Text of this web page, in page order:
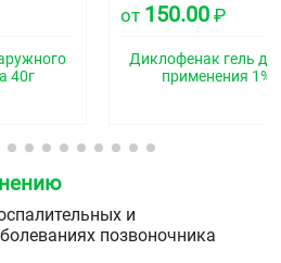
40г
от 150.00 ₽
Диклофенак гель
применения 1%
и
позвоночника